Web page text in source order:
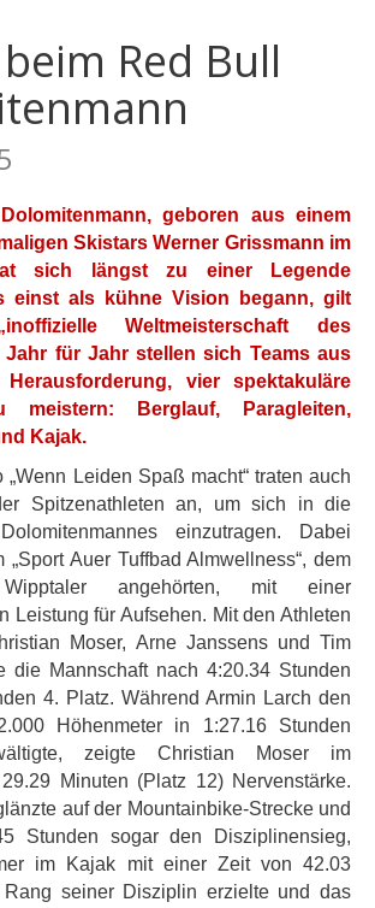
Red Bull
geboren aus einem
Skistars Werner Grissmann im
sich längst zu einer Legende
einst als kühne Vision begann, gilt
Weltmeisterschaft des
Jahr für Jahr stellen sich Teams aus
vier spektakuläre
meistern: Berglauf, Paragleiten,
Kajak.
„Wenn Leiden Spaß macht“ traten auch
Spitzenathleten an, um sich in die
einzutragen. Dabei
„Sport Auer Tuffbad Almwellness“, dem
angehörten, mit einer
Leistung für Aufsehen. Mit den Athleten
Moser, Arne Janssens und Tim
die Mannschaft nach 4:20.34 Stunden
4. Platz. Während Armin Larch den
Höhenmeter in 1:27.16 Stunden
zeigte Christian Moser im
Minuten (Platz 12) Nervenstärke.
auf der Mountainbike-Strecke und
Stunden sogar den Disziplinensieg,
im Kajak mit einer Zeit von 42.03
seiner Disziplin erzielte und das